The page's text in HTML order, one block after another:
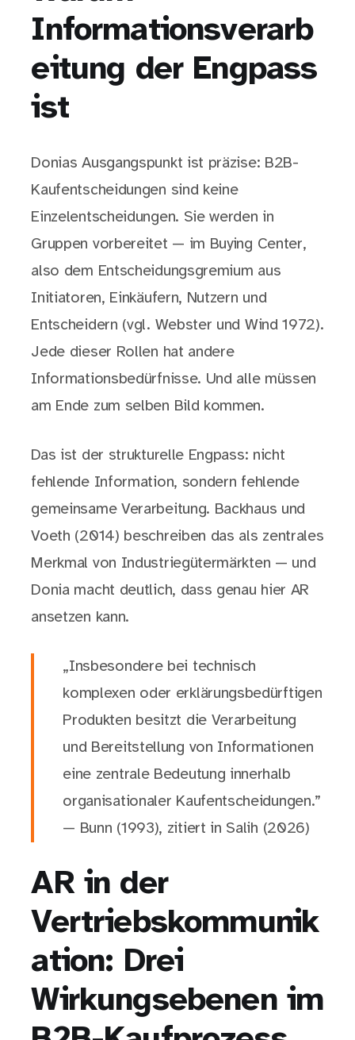
Informationsverarb
eitung der Engpass
ist
Donias Ausgangspunkt ist präzise: B2B-
Kaufentscheidungen sind keine
Einzelentscheidungen. Sie werden in
Gruppen vorbereitet — im Buying Center,
also dem Entscheidungsgremium aus
Initiatoren, Einkäufern, Nutzern und
Entscheidern (vgl. Webster und Wind 1972).
Jede dieser Rollen hat andere
Informationsbedürfnisse. Und alle müssen
am Ende zum selben Bild kommen.
Das ist der strukturelle Engpass: nicht
fehlende Information, sondern fehlende
gemeinsame Verarbeitung. Backhaus und
Voeth (2014) beschreiben das als zentrales
Merkmal von Industriegütermärkten — und
Donia macht deutlich, dass genau hier AR
ansetzen kann.
„Insbesondere bei technisch
komplexen oder erklärungsbedürftigen
Produkten besitzt die Verarbeitung
und Bereitstellung von Informationen
eine zentrale Bedeutung innerhalb
organisationaler Kaufentscheidungen.”
— Bunn (1993), zitiert in Salih (2026)
AR in der
Vertriebskommunik
ation: Drei
Wirkungsebenen im